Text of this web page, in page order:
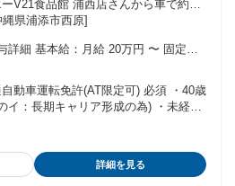
V21食品館 浦西店さんから車で約1
営業所さん近く
県浦添市西原]
基本給：月給 20万円 〜 固定残
全員に一律で支払われるその他手当
～20h分） ※担当するエリアによって
！ ＜試用期間12カ月あり（同条件）
過分は別途支給 ※面接時にスタート月
候補へ昇格あり
動車運転免許(AT限定可) 必須 ・40歳
長期キャリア形成の為) ・未経験
る方 ・ドライバー業務にチャレンジ
に興味がある方 ・パート、アルバイ
張りたい方 ・ハローワークでお仕事
詳細を見る